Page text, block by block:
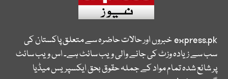
express.pkخبروں اور حالات حاضرہ سے متعلق پاکستان کی
سب سے زیادہ وزٹ کی جانے والی ویب سائٹ ہے۔ اس ویب سائٹ
پر شائع شدہ تمام مواد کے جملہ حقوق بحق ایکسپریس میڈیا